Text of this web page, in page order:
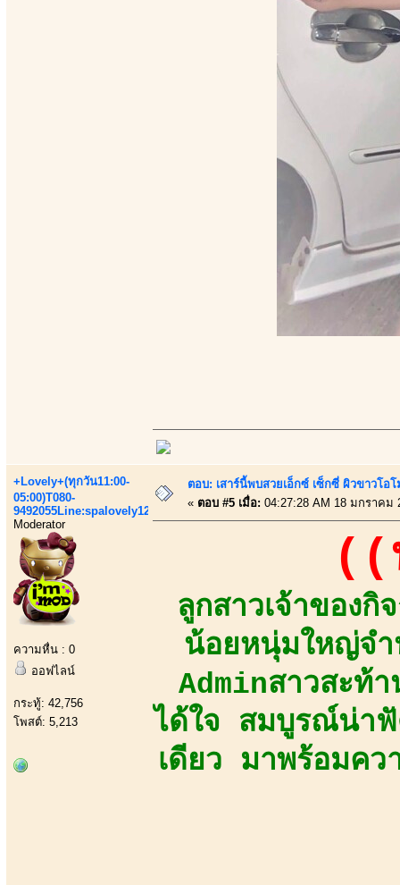
+Lovely+(ทุกวัน11:00-
05:00)T080-
9492055Line:spalovely123
Moderator
ความหื่น : 0
ออฟไลน์
กระทู้: 42,756
โพสต์: 5,213
ตอบ: เสาร์นี้พบสวยเอ็กซ์ เซ็กซี่ ผิวขาวโ
« ตอบ #5 เมื่อ: 04:27:28 AM 18 มกราคม
((
ลูกสาวเจ้าของ
น้อยหนุ่มใหญ่จ
Adminสาวสะท้
ได้ใจ สมบูรณ์น่า
เดียว มาพร้อมคว